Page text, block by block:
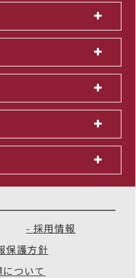
採用情報
保護方針
ついて